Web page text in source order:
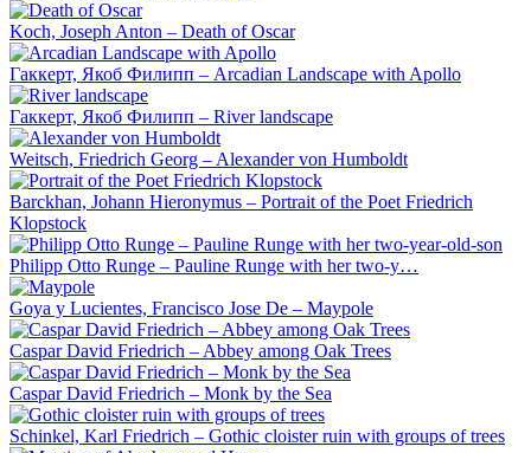
Koch, Joseph Anton – Death of Oscar
Гаккерт, Якоб Филипп – Arcadian Landscape with Apollo
Гаккерт, Якоб Филипп – River landscape
Weitsch, Friedrich Georg – Alexander von Humboldt
Barckhan, Johann Hieronymus – Portrait of the Poet Friedrich
Klopstock
Philipp Otto Runge – Pauline Runge with her two-y…
Goya y Lucientes, Francisco Jose De – Maypole
Caspar David Friedrich – Abbey among Oak Trees
Caspar David Friedrich – Monk by the Sea
Schinkel, Karl Friedrich – Gothic cloister ruin with groups of trees